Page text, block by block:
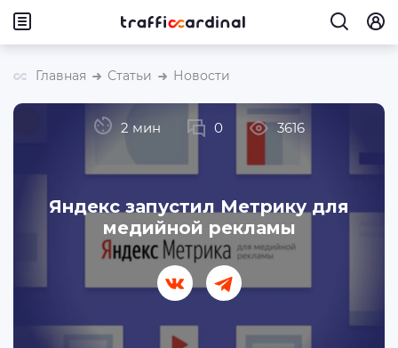
Главная Статьи Новости
Яндекс запустил Метрику для
медийной рекламы
2 мин 0 3616